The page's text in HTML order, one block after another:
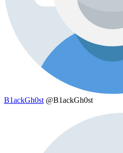
B1ackGh0st @B1ackGh0st